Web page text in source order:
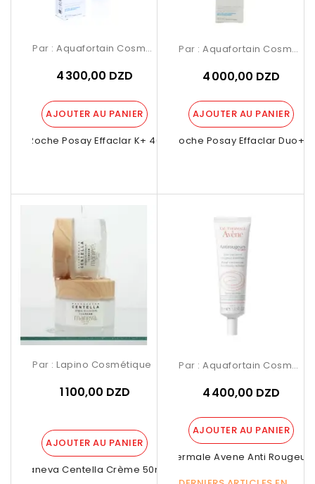
La Roche Posay Effaclar K+ 40ml
Par : Aquafortain Cosmetics
4 300,00 DZD
AJOUTER AU PANIER
La Roche Posay Effaclar Duo+
Par : Aquafortain Cosmetics
4 000,00 DZD
AJOUTER AU PANIER
Maneva Centella Crème 50ml.
Par : Lapino Cosmétique
1 100,00 DZD
AJOUTER AU PANIER
Eau Thermale Avene Anti Rougeur
Par : Aquafortain Cosmetics
4 400,00 DZD
AJOUTER AU PANIER